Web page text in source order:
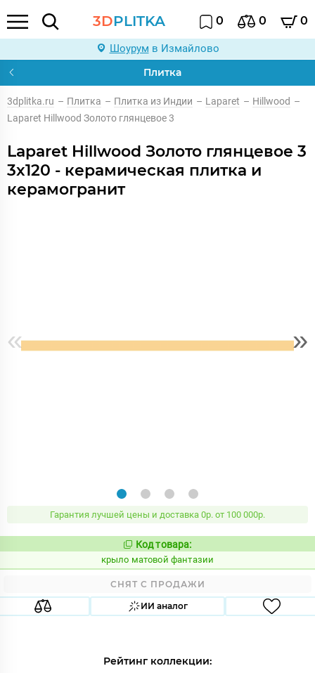
3DPLITKA 0 0 0
Шоурум в Измайлово
Плитка
3dplitka.ru – Плитка – Плитка из Индии – Laparet – Hillwood –
Laparet Hillwood Золото глянцевое 3
Laparet Hillwood Золото глянцевое 3
3x120 - керамическая плитка и
керамогранит
« »
Гарантия лучшей цены и доставка 0р. от 100 000р.
Код:
834862
Код товара:
крыло матовой фантазии
СНЯТ С ПРОДАЖИ
ИИ аналог
Рейтинг коллекции: